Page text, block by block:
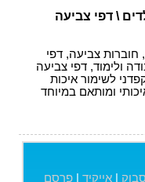
\ דפי צביעה
חוברות צביעה, דפי
ולימוד, דפי צביעה
לשימור איכות
ומותאם במיוחד
|אייקיד |פרסם